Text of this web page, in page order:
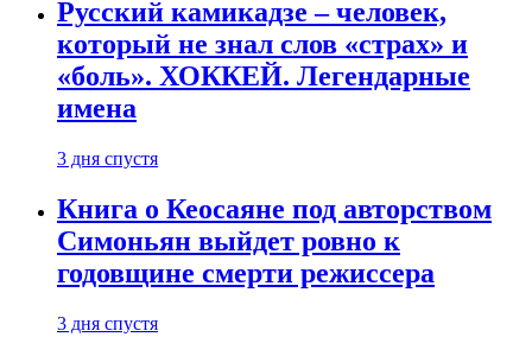
Русский камикадзе – человек,
который не знал слов «страх» и
«боль». ХОККЕЙ. Легендарные
имена
3 дня спустя
Книга о Кеосаяне под авторством
Симоньян выйдет ровно к
годовщине смерти режиссера
3 дня спустя